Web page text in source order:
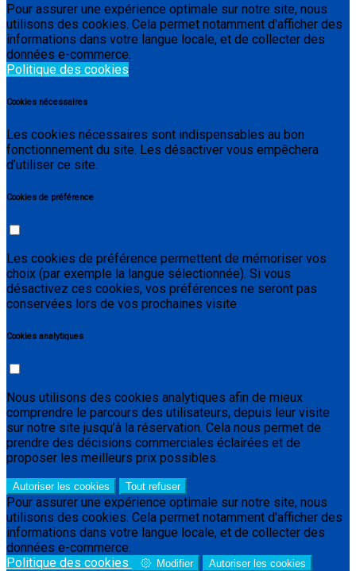
Pour assurer une expérience optimale sur notre site, nous
utilisons des cookies. Cela permet notamment d'afficher des
informations dans votre langue locale, et de collecter des
données e-commerce.
Politique des cookies
Cookies nécessaires
Les cookies nécessaires sont indispensables au bon
fonctionnement du site. Les désactiver vous empêchera
d’utiliser ce site.
Cookies de préférence
Les cookies de préférence permettent de mémoriser vos
choix (par exemple la langue sélectionnée). Si vous
désactivez ces cookies, vos préférences ne seront pas
conservées lors de vos prochaines visite
Cookies analytiques
Nous utilisons des cookies analytiques afin de mieux
comprendre le parcours des utilisateurs, depuis leur visite
sur notre site jusqu’à la réservation. Cela nous permet de
prendre des décisions commerciales éclairées et de
proposer les meilleurs prix possibles.
Autoriser les cookies Tout refuser
Pour assurer une expérience optimale sur notre site, nous
utilisons des cookies. Cela permet notamment d'afficher des
informations dans votre langue locale, et de collecter des
données e-commerce.
Politique des cookies
Modifier
Autoriser les cookies